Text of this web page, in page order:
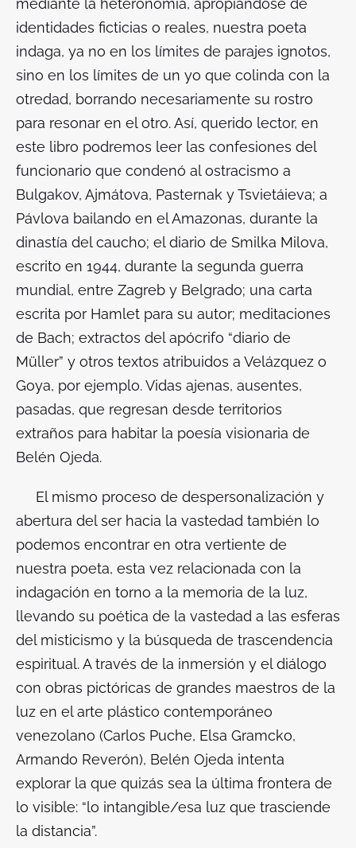
identidades ficticias o reales, nuestra poeta
indaga, ya no en los límites de parajes ignotos,
sino en los límites de un yo que colinda con la
otredad, borrando necesariamente su rostro
para resonar en el otro. Así, querido lector, en
este libro podremos leer las confesiones del
funcionario que condenó al ostracismo a
Bulgakov, Ajmátova, Pasternak y Tsvietáieva; a
Pávlova bailando en el Amazonas, durante la
dinastía del caucho; el diario de Smilka Milova,
escrito en 1944, durante la segunda guerra
mundial, entre Zagreb y Belgrado; una carta
escrita por Hamlet para su autor; meditaciones
de Bach; extractos del apócrifo “diario de
Müller” y otros textos atribuidos a Velázquez o
Goya, por ejemplo. Vidas ajenas, ausentes,
pasadas, que regresan desde territorios
extraños para habitar la poesía visionaria de
Belén Ojeda.
El mismo proceso de despersonalización y
abertura del ser hacia la vastedad también lo
podemos encontrar en otra vertiente de
nuestra poeta, esta vez relacionada con la
indagación en torno a la memoria de la luz,
llevando su poética de la vastedad a las esferas
del misticismo y la búsqueda de trascendencia
espiritual. A través de la inmersión y el diálogo
con obras pictóricas de grandes maestros de la
luz en el arte plástico contemporáneo
venezolano (Carlos Puche, Elsa Gramcko,
Armando Reverón), Belén Ojeda intenta
explorar la que quizás sea la última frontera de
lo visible: “lo intangible/esa luz que trasciende
la distancia”.